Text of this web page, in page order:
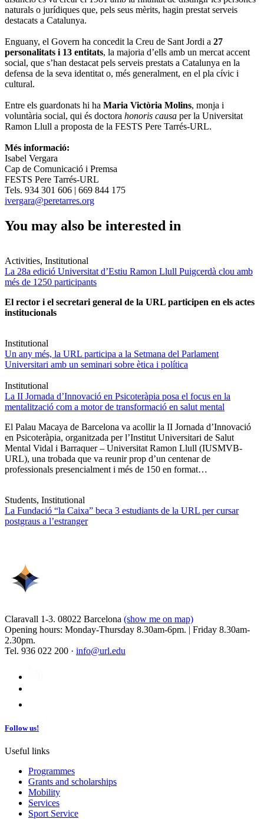
naturals o jurídiques que, pels seus mèrits, hagin prestat serveis
destacats a Catalunya.
Enguany, el Govern ha concedit la Creu de Sant Jordi a 27
personalitats i 13 entitats, la majoria d’ells amb un mercat accent
social, que s’han destacat pels serveis prestats a Catalunya en la
defensa de la seva identitat o, més generalment, en el pla cívic i
cultural.
Entre els guardonats hi ha Maria Victòria Molins, monja i
voluntària social, qui és doctora honoris causa per la Universitat
Ramon Llull a proposta de la FESTS Pere Tarrés-URL.
Més informació:
Isabel Vergara
Cap de Comunicació i Premsa
FESTS Pere Tarrés-URL
Tels. 934 301 606 | 669 844 175
ivergara@peretarres.org
You may also be interested in
Activities, Institutional
La 28a edició Universitat d’Estiu Ramon Llull Puigcerdà clou amb
més de 1250 participants
El rector i el secretari general de la URL participen en els actes
institucionals
Institutional
Un any més, la URL participa a la Setmana del Parlament
Universitari amb un seminari sobre ètica i política
Institutional
La II Jornada d’Innovació en Psicoteràpia posa el focus en la
mentalització com a motor de transformació en salut mental
El Palau Macaya de Barcelona va acollir la II Jornada d’Innovació
en Psicoteràpia, organitzada per l’Institut Universitari de Salut
Mental Vidal i Barraquer – Universitat Ramon Llull (IUSMVB-
URL), una trobada que va reunir prop d’un centenar de
professionals presencialment i més de 150 en format…
Students, Institutional
La Fundació “la Caixa” beca 3 estudiants de la URL per cursar
postgraus a l’estranger
Claravall 1-3. 08022 Barcelona (show me on map)
Opening hours: Monday-Thursday 8.30am-6pm. | Friday 8.30am-
2.30pm.
Tel. 936 022 200 · info@url.edu
Follow us!
Useful links
Programmes
Grants and scholarships
Mobility
Services
Sport Service